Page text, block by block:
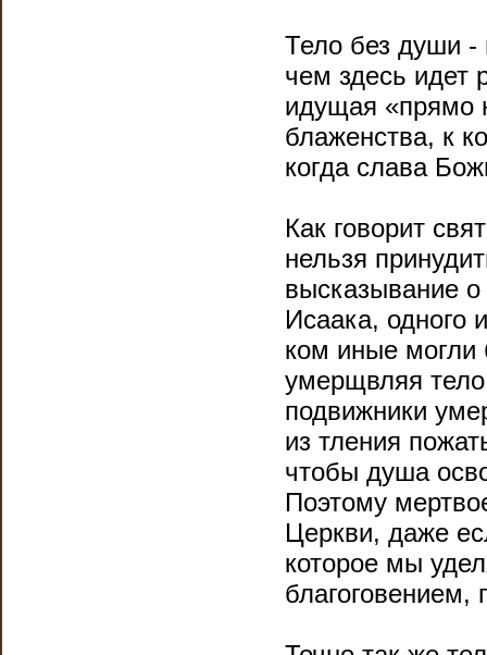
Тело без души -
чем здесь идет
идущая «прямо
блаженства, к
когда слава
Как говорит
нельзя
высказывание
Исаака, одного
ком иные могли
умерщвляя
подвижники
из тления
чтобы душа
Поэтому
Церкви, даже
которое мы